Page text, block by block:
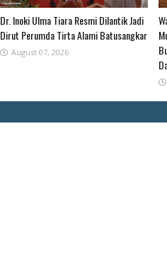
​Dr. Inoki Ulma Tiara Resmi Dilantik Jadi
Dirut Perumda Tirta Alami Batusangkar
August 07, 2026